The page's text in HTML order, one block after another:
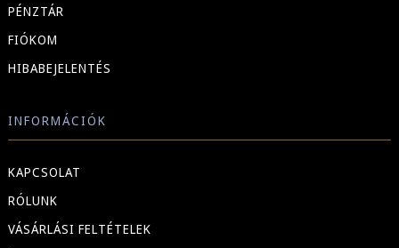
PÉNZTÁR
FIÓKOM
HIBABEJELENTÉS
INFORMÁCIÓK
KAPCSOLAT
RÓLUNK
VÁSÁRLÁSI FELTÉTELEK